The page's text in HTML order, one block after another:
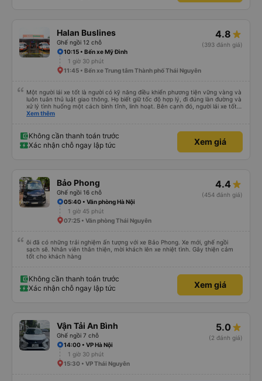
Halan Buslines
Ghế ngồi 12 chỗ
4.8
(393 đánh giá)
10:15 • Bến xe Mỹ Đình
1 giờ 30 phút
11:45 • Bến xe Trung tâm Thành phố Thái Nguyên
Một người lái xe tốt là người có kỹ năng điều khiển phương tiện vững vàng và
luôn tuân thủ luật giao thông. Họ biết giữ tốc độ hợp lý, đi đúng làn đường và
xử lý tình huống một cách bình tĩnh, linh hoạt. Bên cạnh đó, người lái xe tốt
còn có ý thức trách nhiệm cao, không sử dụng rượu bia hay điện thoại khi
năng mà còn là văn hóa và ý thức của mỗi người.
Xem thêm
Không cần thanh toán trước
Xác nhận chỗ ngay lập tức
Xem giá
Bảo Phong
Ghế ngồi 16 chỗ
4.4
(454 đánh giá)
05:40 • Văn phòng Hà Nội
1 giờ 45 phút
07:25 • Văn phòng Thái Nguyên
ôi đã có những trải nghiệm ấn tượng với xe Bảo Phong. Xe mới, ghế ngồi
sạch sẽ. Nhân viên thân thiện, mời khách lên xe nhiệt tình. Gây thiện cảm
tốt cho khách hàng
Không cần thanh toán trước
Xác nhận chỗ ngay lập tức
Xem giá
Vận Tải An Bình
Ghế ngồi 7 chỗ
5.0
(2 đánh giá)
14:00 • VP Hà Nội
1 giờ 30 phút
15:30 • VP Thái Nguyên